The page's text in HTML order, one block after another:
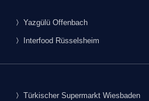
Yazgülü Offenbach
Interfood Rüsselsheim
Türkischer Supermarkt Wiesbaden